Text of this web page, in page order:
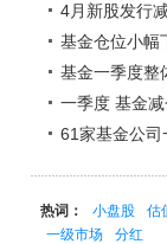
4月新股发行
基金仓位小幅
基金一季度整
一季度 基金
61家基金公
热词： 小盘股 估
一级市场
分红